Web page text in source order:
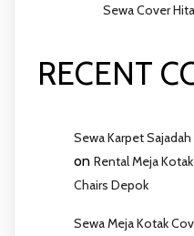
Sewa Cover
RECENT
Sewa Karpet
on Rental Meja
Chairs Depok
Sewa Meja Kotak